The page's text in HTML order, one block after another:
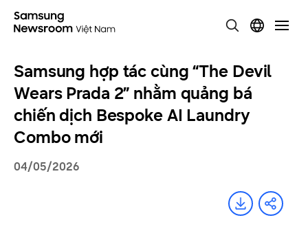
Samsung hợp tác cùng “The Devil
Wears Prada 2” nhằm quảng bá
chiến dịch Bespoke AI Laundry
Combo mới
04/05/2026